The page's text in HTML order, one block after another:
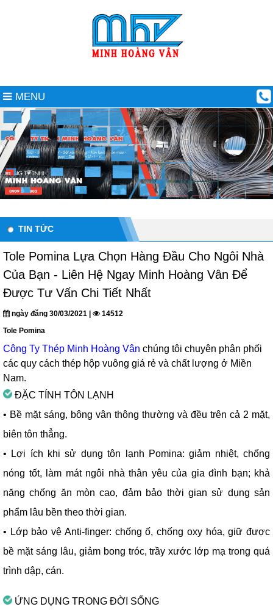
MENU
TIN TỨC
Tole Pomina Lựa Chọn Hàng Đầu Cho Ngôi Nhà
Của Bạn - Liên Hệ Ngay Minh Hoàng Vân Để
Được Tư Vấn Chi Tiết Nhất
ngày đăng 30/03/2021 |
14512
Tole Pomina
Công Ty Thép Minh Hoàng Vân chúng tôi chuyên phân phối
các quy cách thép hộp vuông giá rẻ và chất lượng ở Miền
Nam.
ĐẶC TÍNH TÔN LẠNH
• Bề mặt sáng, bông vân thông thường và đều trên cả 2 mặt,
biên tôn thẳng.
• Lợi ích khi sử dụng tôn lạnh Pomina: giảm nhiệt, chống
nóng tốt, làm mát ngôi nhà thân yêu của gia đình bạn; khả
năng chống ăn mòn cao, đảm bảo thời gian sử dụng sản
phẩm lâu bền theo thời gian.
• Lớp bảo vệ Anti-finger: chống ố, chống oxy hóa, giữ được
bề mặt sáng lâu, giảm bong tróc, trầy xước lớp mạ trong quá
trình dập, cán.
ỨNG DỤNG TRONG ĐỜI SỐNG